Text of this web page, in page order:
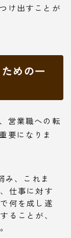
け出すことが
めの一
営業職への転
要になりま
み、これま
仕事に対す
何を成し遂
ることが、